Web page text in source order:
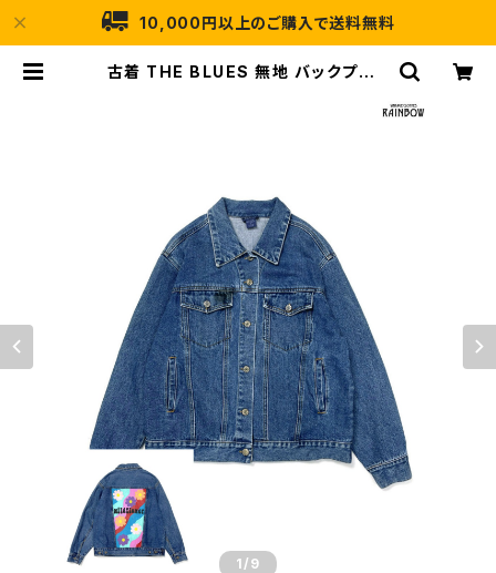
10,000円以上のご購入で送料無料
古着 THE BLUES 無地 バックプリン
ット 紺 (ttu2501235) | 古着屋RAI
1 /9